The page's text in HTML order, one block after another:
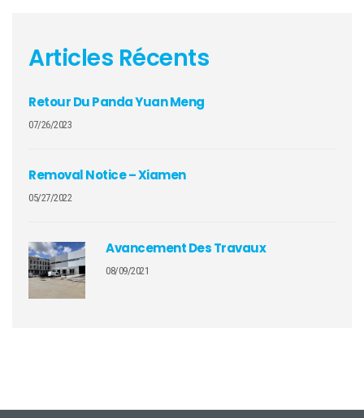
Articles Récents
Retour Du Panda Yuan Meng
07/26/2023
Removal Notice – Xiamen
05/27/2022
Avancement Des Travaux
08/09/2021